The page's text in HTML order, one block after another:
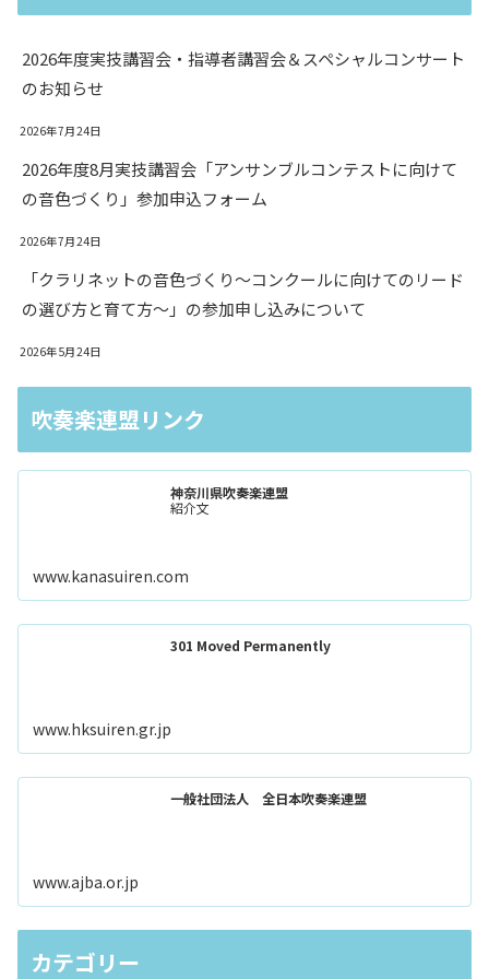
2026年度実技講習会・指導者講習会＆スペシャルコンサート
のお知らせ
2026年7月24日
2026年度8月実技講習会「アンサンブルコンテストに向けて
の音色づくり」参加申込フォーム
2026年7月24日
「クラリネットの音色づくり〜コンクールに向けてのリード
の選び方と育て方〜」の参加申し込みについて
2026年5月24日
吹奏楽連盟リンク
神奈川県吹奏楽連盟
紹介文
www.kanasuiren.com
301 Moved Permanently
www.hksuiren.gr.jp
一般社団法人 全日本吹奏楽連盟
www.ajba.or.jp
カテゴリー